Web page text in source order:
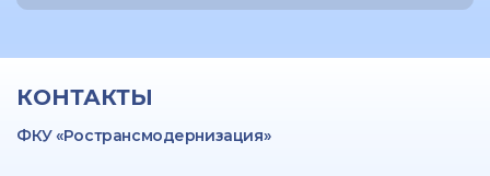
КОНТАКТЫ
ФКУ «Ространсмодернизация»